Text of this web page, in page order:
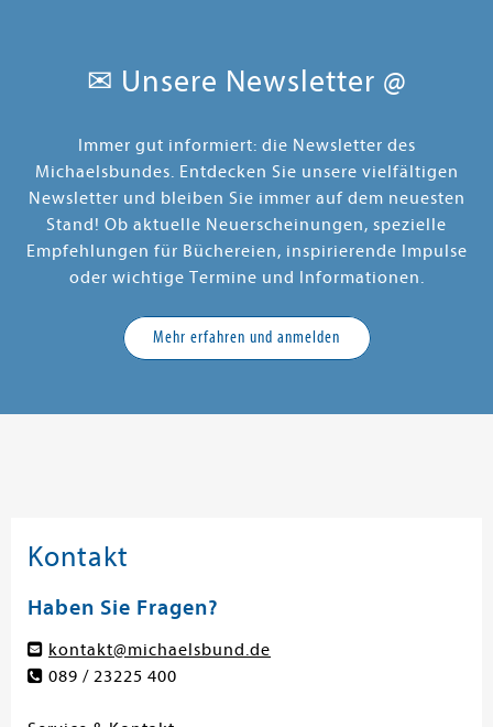
✉ Unsere Newsletter @
Immer gut informiert: die Newsletter des
Michaelsbundes. Entdecken Sie unsere vielfältigen
Newsletter und bleiben Sie immer auf dem neuesten
Stand! Ob aktuelle Neuerscheinungen, spezielle
Empfehlungen für Büchereien, inspirierende Impulse
oder wichtige Termine und Informationen.
Mehr erfahren und anmelden
Kontakt
Haben Sie Fragen?
kontakt@michaelsbund.de
089 / 23225 400